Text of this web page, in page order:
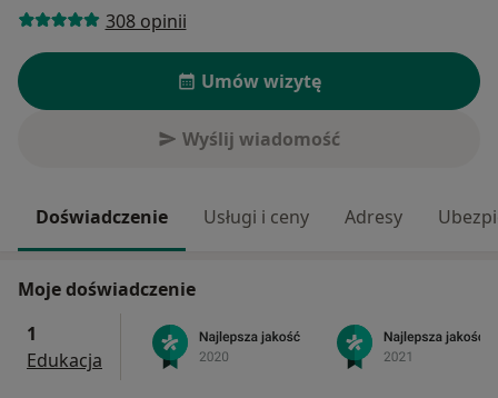
308 opinii
Umów wizytę
Wyślij wiadomość
Doświadczenie Usługi i ceny Adresy
Moje doświadczenie
1
Edukacja